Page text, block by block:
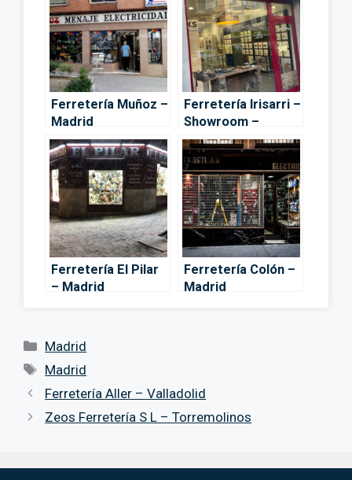
Ferretería Muñoz –
Madrid
Ferretería Irisarri –
Showroom –
Madrid
Ferretería El Pilar
– Madrid
Ferretería Colón –
Madrid
Categorías
Madrid
Etiquetas
Madrid
Ferretería Aller – Valladolid
Zeos Ferretería S L – Torremolinos